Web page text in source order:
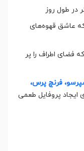
در طول روز
که عاشق قهوه‌های
فضای اطراف را پر
فرنچ پرس،
ایجاد پروفایل طعمی